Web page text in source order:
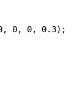
0, 0, 0.3);